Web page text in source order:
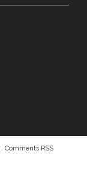
. Comments RSS